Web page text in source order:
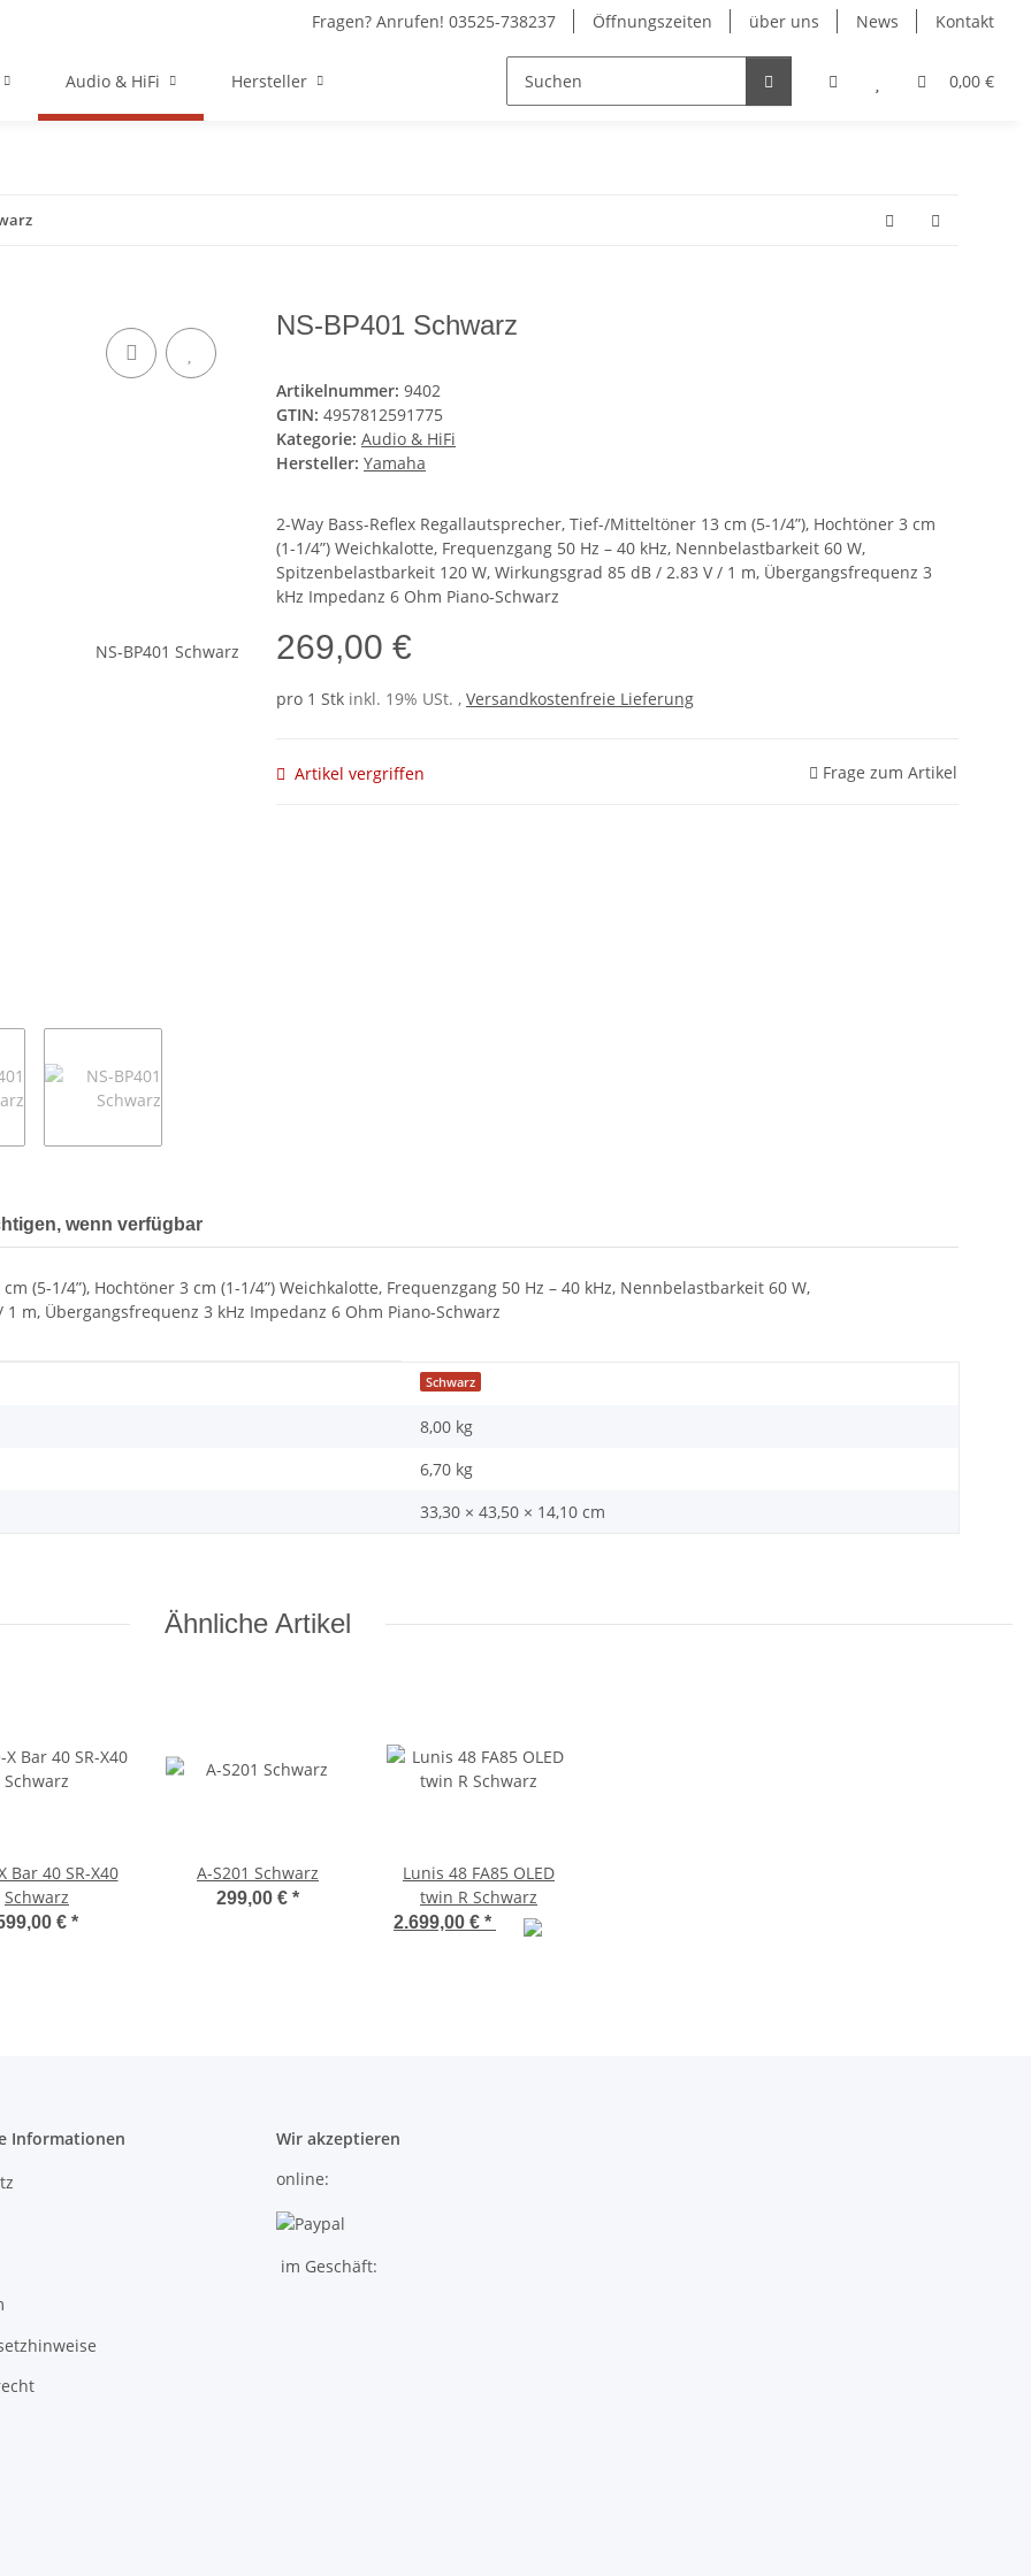
Fragen? Anrufen! 03525-738237 Öffnungszeiten über uns News Kontakt
0,00 €
Audio & HiFi Hersteller
NS-BP401 Schwarz
Artikelnummer: 9402
GTIN: 4957812591775
Kategorie: Audio & HiFi
Hersteller: Yamaha
2-Way Bass-Reflex Regallautsprecher, Tief-/Mitteltöner 13 cm (5-1/4”), Hochtöner 3 cm
(1-1/4”) Weichkalotte, Frequenzgang 50 Hz – 40 kHz, Nennbelastbarkeit 60 W,
Spitzenbelastbarkeit 120 W, Wirkungsgrad 85 dB / 2.83 V / 1 m, Übergangsfrequenz 3
kHz Impedanz 6 Ohm Piano-Schwarz
269,00 €
pro 1 Stk inkl. 19% USt. , Versandkostenfreie Lieferung
Artikel vergriffen Frage zum Artikel
wenn verfügbar
(5-1/4”), Hochtöner 3 cm (1-1/4”) Weichkalotte, Frequenzgang 50 Hz – 40 kHz, Nennbelastbarkeit 60 W,
m, Übergangsfrequenz 3 kHz Impedanz 6 Ohm Piano-Schwarz
Schwarz
8,00 kg
6,70 kg
33,30 × 43,50 × 14,10 cm
Ähnliche Artikel
Bar 40 SR-X40
Schwarz
€ *
A-S201 Schwarz
299,00 € *
Lunis 48 FA85 OLED
twin R Schwarz
2.699,00 € *
Informationen
Wir akzeptieren
online:
im Geschäft: